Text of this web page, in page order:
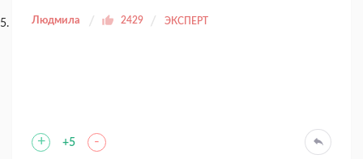
Людмила 2429 ЭКСПЕРТ
+ +5 -